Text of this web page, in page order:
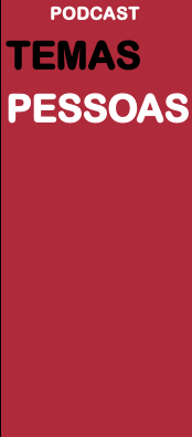
PODCAST
TEMAS
PESSOAS